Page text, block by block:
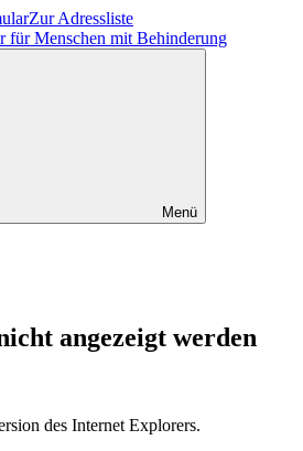
Zur Adressliste
für Menschen mit Behinderung
Menü
angezeigt werden
des Internet Explorers.